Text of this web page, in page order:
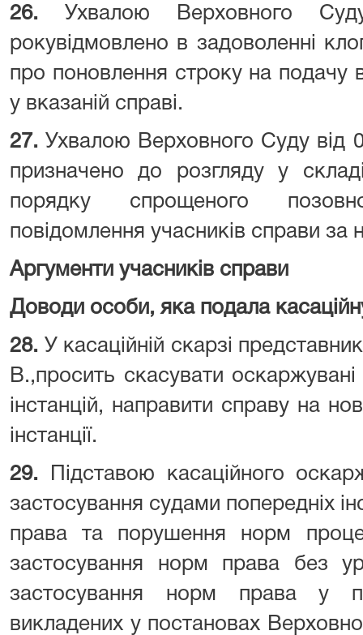
26. Ухвалою Верховного
рокувідмовлено в задоволенні
про поновлення строку на подачу
у вказаній справі.
27. Ухвалою Верховного Суду від
призначено до розгляду у
порядку спрощеного
повідомлення учасників справи за
Аргументи учасників справи
Доводи особи, яка подала
28. У касаційній скарзі
В.,просить скасувати
інстанцій, направити справу на
інстанції.
29.
Підставою касаційного
застосування судами попередніх
права та порушення норм
застосування норм права без
застосування норм права у
викладених у постановах